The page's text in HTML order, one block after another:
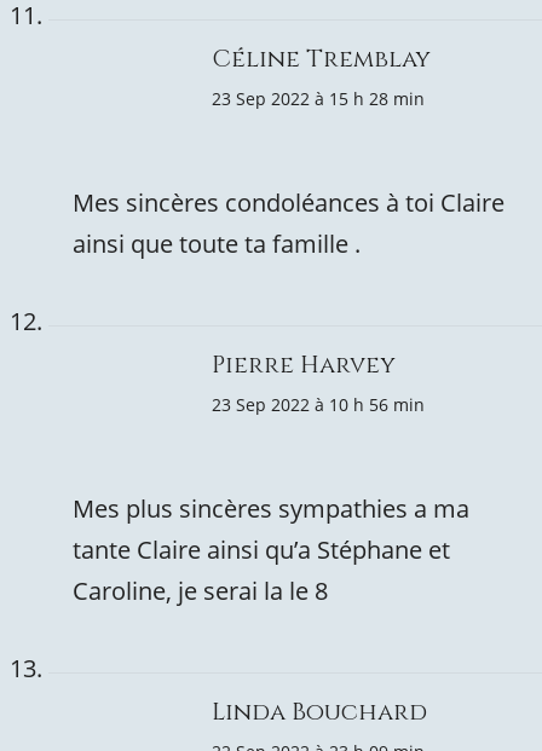
Céline Tremblay
23 Sep 2022 à 15 h 28 min
Mes sincères condoléances à toi Claire
ainsi que toute ta famille .
Pierre Harvey
23 Sep 2022 à 10 h 56 min
Mes plus sincères sympathies a ma
tante Claire ainsi qu’a Stéphane et
Caroline, je serai la le 8
Linda Bouchard